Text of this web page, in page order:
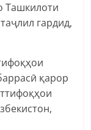
Ташкилоти
гардид,
қарор